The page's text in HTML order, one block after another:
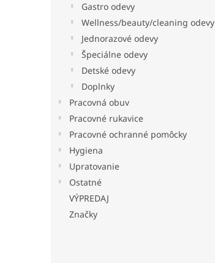
Gastro odevy
Wellness/beauty/cleaning odevy
Jednorazové odevy
Špeciálne odevy
Detské odevy
Doplnky
Pracovná obuv
Pracovné rukavice
Pracovné ochranné pomôcky
Hygiena
Upratovanie
Ostatné
VÝPREDAJ
Značky